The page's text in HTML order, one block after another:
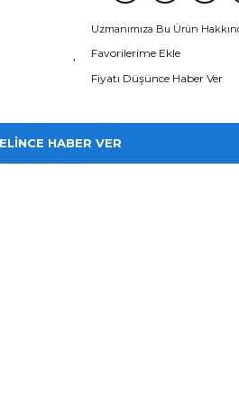
Uzmanımıza Bu Ürün
Fiyatı Düşünce Haber Ver
HABER VER